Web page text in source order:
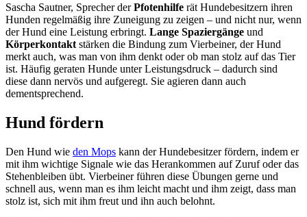
Sascha Sautner, Sprecher derPfotenhilfe rät Hundebesitzern ihren
Hunden regelmäßig ihre Zuneigung zu zeigen – und nicht nur, wenn
der Hund eine Leistung erbringt. Lange Spaziergänge und
Körperkontakt stärken die Bindung zum Vierbeiner, der Hund
merkt auch, was man von ihm denkt oder ob man stolz auf das Tier
ist. Häufig geraten Hunde unter Leistungsdruck – dadurch sind
diese dann nervös und aufgeregt. Sie agieren dann auch
dementsprechend.
Hund fördern
Den Hund wie den Mops kann der Hundebesitzer fördern, indem er
mit ihm wichtige Signale wie das Herankommen auf Zuruf oder das
Stehenbleiben übt. Vierbeiner führen diese Übungen gerne und
schnell aus, wenn man es ihm leicht macht und ihm zeigt, dass man
stolz ist, sich mit ihm freut und ihn auch belohnt.